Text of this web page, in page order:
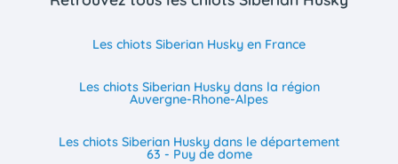
Les chiots Siberian Husky en France
Les chiots Siberian Husky dans la région
Auvergne-Rhone-Alpes
Les chiots Siberian Husky dans le département
63 - Puy de dome